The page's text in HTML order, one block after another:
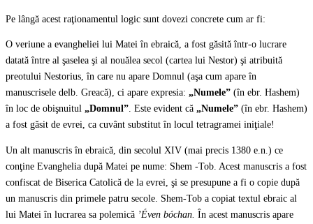
Pe lângă acest raţionamentul logic sunt dovezi concrete cum ar fi:
O veriune a evangheliei lui Matei în ebraică, a fost găsită într-o lucrare
datată între al şaselea şi al nouălea secol (cartea lui Nestor) şi atribuită
preotului Nestorius, în care nu apare Domnul (aşa cum apare în
manuscrisele delb. Greacă), ci apare expresia: „Numele” (în ebr. Hashem)
în loc de obişnuitul „Domnul”. Este evident că „Numele” (în ebr. Hashem)
a fost găsit de evrei, ca cuvânt substitut în locul tetragramei iniţiale!
Un alt manuscris în ebraică, din secolul XIV (mai precis 1380 e.n.) ce
conţine Evanghelia după Matei pe nume: Shem -Tob. Acest manuscris a fost
confiscat de Biserica Catolică de la evrei, şi se presupune a fi o copie după
un manuscris din primele patru secole. Shem-Tob a copiat textul ebraic al
lui Matei în lucrarea sa polemică ’Éven bóchan. În acest manuscris apare